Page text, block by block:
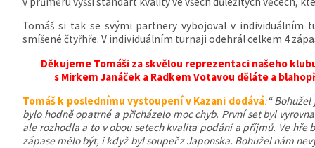
Tomáš si tak se svými partnery vybojoval v individuálním
smíšené čtyřhře. V individuálním turnaji odehrál celkem 4
Děkujeme Tomáši za skvělou reprezentaci našeho
s Mirkem Janáček a Radkem Votavou děláte a
Tomáš k poslednímu vystoupení v Kazani dodává:“ Bohužel
bylo hodně opatrné a přicházelo moc chyb. První set byl
ale rozhodla a to v obou setech kvalita podání a příjmů. Ve hře
zápase mělo být, i když byl soupeř z Japonska. Bohužel nám